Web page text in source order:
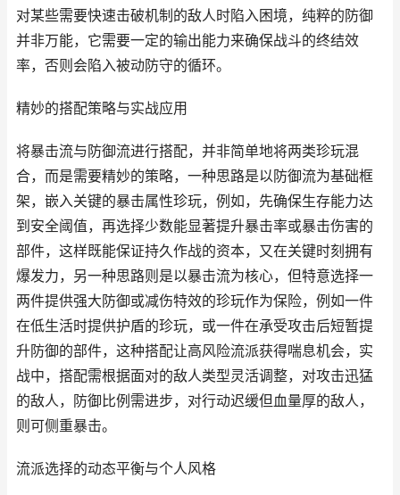
对某些需要快速击破机制的敌人时陷入困境，纯粹的防御
并非万能，它需要一定的输出能力来确保战斗的终结效
率，否则会陷入被动防守的循环。
精妙的搭配策略与实战应用
将暴击流与防御流进行搭配，并非简单地将两类珍玩混
合，而是需要精妙的策略，一种思路是以防御流为基础框
架，嵌入关键的暴击属性珍玩，例如，先确保生存能力达
到安全阈值，再选择少数能显著提升暴击率或暴击伤害的
部件，这样既能保证持久作战的资本，又在关键时刻拥有
爆发力，另一种思路则是以暴击流为核心，但特意选择一
两件提供强大防御或减伤特效的珍玩作为保险，例如一件
在低生活时提供护盾的珍玩，或一件在承受攻击后短暂提
升防御的部件，这种搭配让高风险流派获得喘息机会，实
战中，搭配需根据面对的敌人类型灵活调整，对攻击迅猛
的敌人，防御比例需进步，对行动迟缓但血量厚的敌人，
则可侧重暴击。
流派选择的动态平衡与个人风格